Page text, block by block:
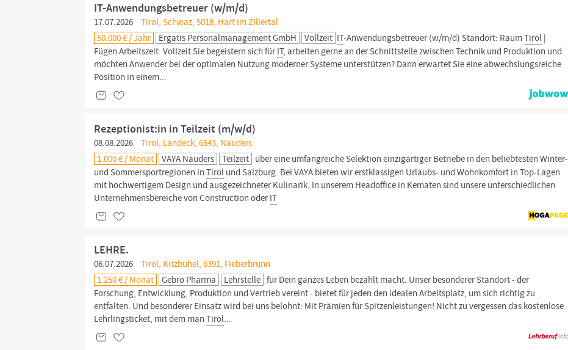
IT-Anwendungsbetreuer (w/m/d)
17.07.2026
Tirol, Schwaz, 5018, Hart im Zillertal
50.000 € / Jahr
Ergatis Personalmanagement GmbH Vollzeit IT-Anwendungsbetreuer (w/m/d) Standort: RaumTirol |
Fügen Arbeitszeit: Vollzeit Sie begeistern sich fürIT, arbeiten gerne an der Schnittstelle zwischen Technik und Produktion und
möchten Anwender bei der optimalen Nutzung moderner Systeme unterstützen? Dann erwartet Sie eine abwechslungsreiche
Position in einem...
Rezeptionist:in in Teilzeit (m/w/d)
08.08.2026
Tirol, Landeck, 6543, Nauders
1.000 € / Monat
VAYA Nauders Teilzeit über eine umfangreiche Selektion einzigartiger Betriebe in den beliebtesten Winter-
und Sommersportregionen inTirol und Salzburg. Bei VAYA bieten wir erstklassigen Urlaubs- und Wohnkomfort in Top-Lagen
mit hochwertigem Design und ausgezeichneter Kulinarik. In unserem Headoffice in Kematen sind unsere unterschiedlichen
Unternehmensbereiche von Construction oderIT
LEHRE.
06.07.2026
Tirol, Kitzbühel, 6391, Fieberbrunn
1.250 € / Monat
Gebro Pharma Lehrstelle für Dein ganzes Leben bezahlt macht. Unser besonderer Standort - der
Forschung, Entwicklung, Produktion und Vertrieb vereint - bietet für jeden den idealen Arbeitsplatz, um sich richtig zu
entfalten. Und besonderer Einsatz wird bei uns belohnt: Mit Prämien für Spitzenleistungen! Nicht zu vergessen das kostenlose
Lehrlingsticket, mit dem manTirol...